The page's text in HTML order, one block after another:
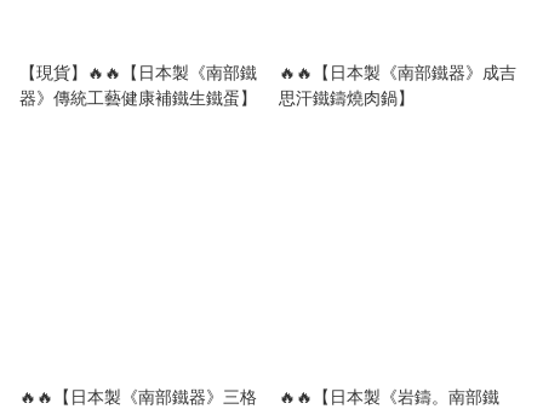
【現貨】🔥🔥【日本製《南部鐵
器》傳統工藝健康補鐵生鐵蛋】
🔥🔥【日本製《南部鐵器》成吉
思汗鐵鑄燒肉鍋】
🔥🔥【日本製《南部鐵器》三格
🔥🔥【日本製《岩鑄。南部鐵